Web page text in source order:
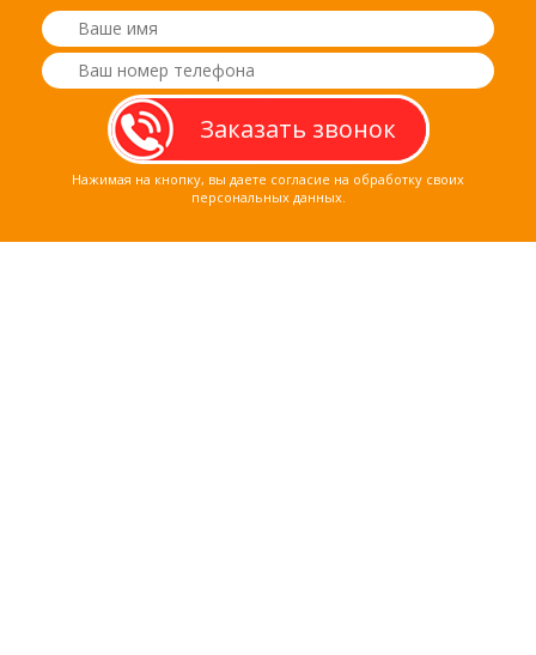
Нажимая на кнопку, вы даете согласие на обработку своих
персональных данных.